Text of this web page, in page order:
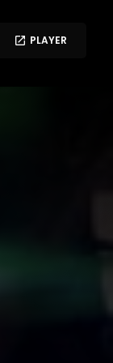
open_in_new PLAYER